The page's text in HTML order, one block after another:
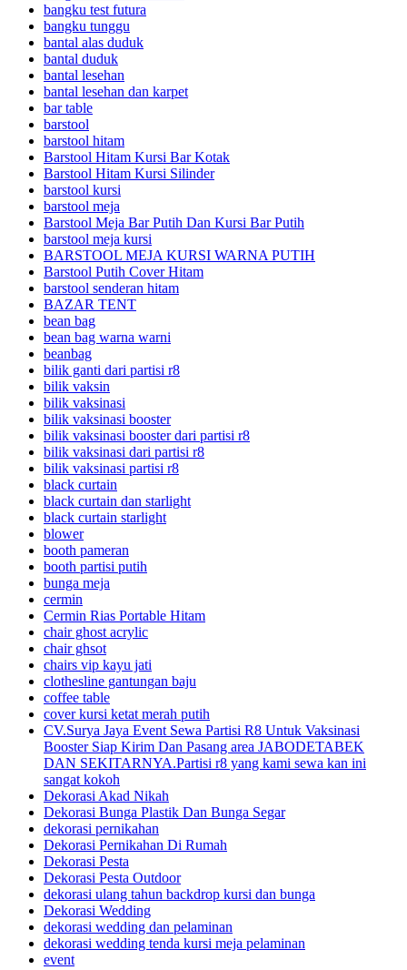
bangku test futura
bangku tunggu
bantal alas duduk
bantal duduk
bantal lesehan
bantal lesehan dan karpet
bar table
barstool
barstool hitam
Barstool Hitam Kursi Bar Kotak
Barstool Hitam Kursi Silinder
barstool kursi
barstool meja
Barstool Meja Bar Putih Dan Kursi Bar Putih
barstool meja kursi
BARSTOOL MEJA KURSI WARNA PUTIH
Barstool Putih Cover Hitam
barstool senderan hitam
BAZAR TENT
bean bag
bean bag warna warni
beanbag
bilik ganti dari partisi r8
bilik vaksin
bilik vaksinasi
bilik vaksinasi booster
bilik vaksinasi booster dari partisi r8
bilik vaksinasi dari partisi r8
bilik vaksinasi partisi r8
black curtain
black curtain dan starlight
black curtain starlight
blower
booth pameran
booth partisi putih
bunga meja
cermin
Cermin Rias Portable Hitam
chair ghost acrylic
chair ghsot
chairs vip kayu jati
clothesline gantungan baju
coffee table
cover kursi ketat merah putih
CV.Surya Jaya Event Sewa Partisi R8 Untuk Vaksinasi
Booster Siap Kirim Dan Pasang area JABODETABEK
DAN SEKITARNYA.Partisi r8 yang kami sewa kan ini
sangat kokoh
Dekorasi Akad Nikah
Dekorasi Bunga Plastik Dan Bunga Segar
dekorasi pernikahan
Dekorasi Pernikahan Di Rumah
Dekorasi Pesta
Dekorasi Pesta Outdoor
dekorasi ulang tahun backdrop kursi dan bunga
Dekorasi Wedding
dekorasi wedding dan pelaminan
dekorasi wedding tenda kursi meja pelaminan
event